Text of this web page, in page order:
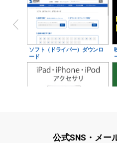
ソフト（ドライバー）ダウンロ
ード
公式SNS・メー